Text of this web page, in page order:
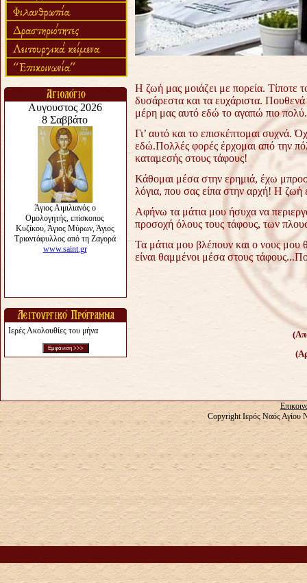
Ιερές Ακολουθίες του μήνα
Η ζωή μας μοιάζει με πορεία. Τίποτε
δυσάρεστα και τα ευχάριστα.
μέρη μας αυτό εδώ το αγαπώ πιο πολύ.
Γι’ αυτό και το επισκέπτομαι συχνά.
εδώ.Πολλές φορές έρχομαι από την
καταμεσής στους τάφους!
Κάθομαι μέσα στην ερημιά, έχω
λόγια, που σας είπα στην αρχή! Η ζωή
Αφήνω τα μάτια μου ήσυχα να
προσοχή όλους τους τάφους, των
Τα μάτια μου βλέπουν και ο νους μου
είναι θαμμένοι μέσα στους τάφους...
Copyright Ιερός Ναός Αγίου